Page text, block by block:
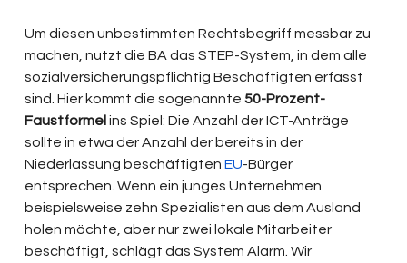
Um diesen unbestimmten Rechtsbegriff messbar zu
machen, nutzt die BA das STEP-System, in dem alle
sozialversicherungspflichtig Beschäftigten erfasst
sind. Hier kommt die sogenannte 50-Prozent-
Faustformel ins Spiel: Die Anzahl der ICT-Anträge
sollte in etwa der Anzahl der bereits in der
Niederlassung beschäftigten EU-Bürger
entsprechen. Wenn ein junges Unternehmen
beispielsweise zehn Spezialisten aus dem Ausland
holen möchte, aber nur zwei lokale Mitarbeiter
beschäftigt, schlägt das System Alarm. Wir